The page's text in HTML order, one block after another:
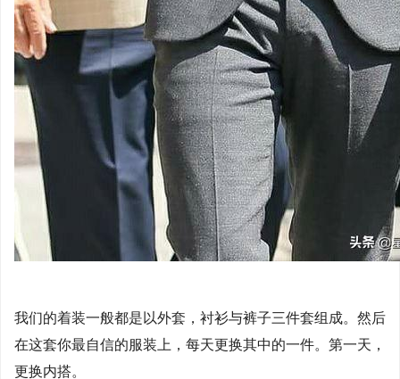
我们的着装一般都是以外套，衬衫与裤子三件套组成。然后
在这套你最自信的服装上，每天更换其中的一件。第一天，
更换内搭。